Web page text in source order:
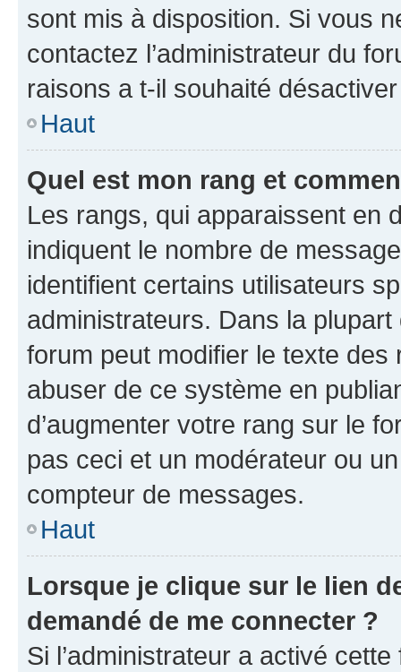
sont mis à disposition. Si vous
contactez l’administrateur du
raisons a t-il souhaité
Haut
Quel est mon rang et
Les rangs, qui apparaissent en
indiquent le nombre de
identifient certains utilisateurs
administrateurs. Dans la
forum peut modifier le texte
abuser de ce système en
d’augmenter votre rang sur le
pas ceci et un modérateur ou
compteur de messages.
Haut
Lorsque je clique sur le lien
demandé de me connecter ?
Si l’administrateur a activé